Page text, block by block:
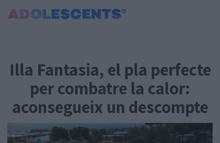
Estudis
Curiositats i Tendències
Amor i relacions
Illa Fantasia, el pla perfecte
per combatre la calor:
aconsegueix un descompte